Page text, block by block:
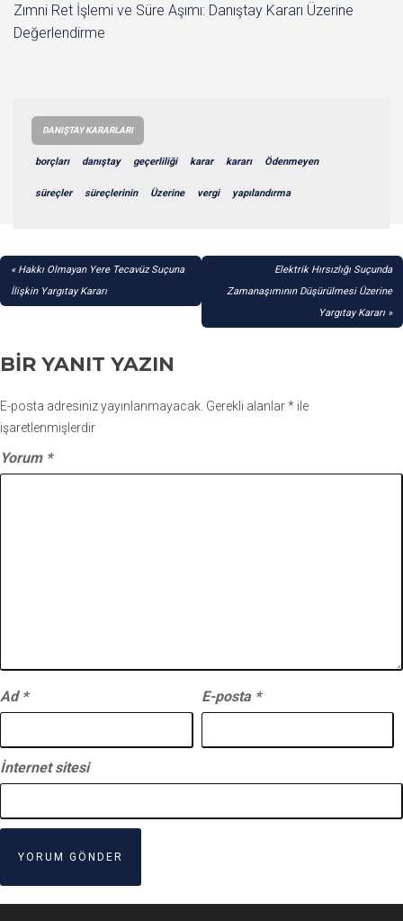
Zımni Ret İşlemi ve Süre Aşımı: Danıştay Kararı Üzerine
Değerlendirme
DANIŞTAY KARARLARI
borçları danıştay geçerliliği karar kararı Ödenmeyen
süreçler süreçlerinin Üzerine vergi yapılandırma
YAZI
GEZINMESI
Hakkı Olmayan Yere Tecavüz Suçuna
İlişkin Yargıtay Kararı
Elektrik Hırsızlığı Suçunda
Zamanaşımının Düşürülmesi Üzerine
Yargıtay Kararı
BIR YANIT YAZIN
E-posta adresiniz yayınlanmayacak. Gerekli alanlar* ile
işaretlenmişlerdir
Yorum *
Ad * E-posta *
İnternet sitesi